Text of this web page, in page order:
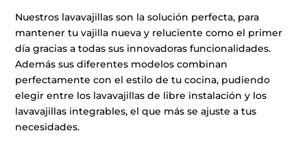
Nuestros lavavajillas son la solución perfecta, para
mantener tu vajilla nueva y reluciente como el primer
día gracias a todas sus innovadoras funcionalidades.
Además sus diferentes modelos combinan
perfectamente con el estilo de tu cocina, pudiendo
elegir entre los lavavajillas de libre instalación y los
lavavajillas integrables, el que más se ajuste a tus
necesidades.